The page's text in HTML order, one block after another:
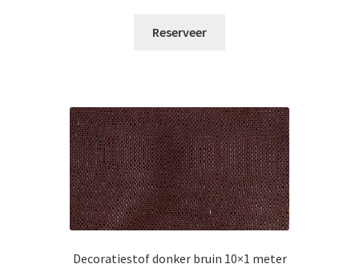
Reserveer
Decoratiestof donker bruin 10×1 meter